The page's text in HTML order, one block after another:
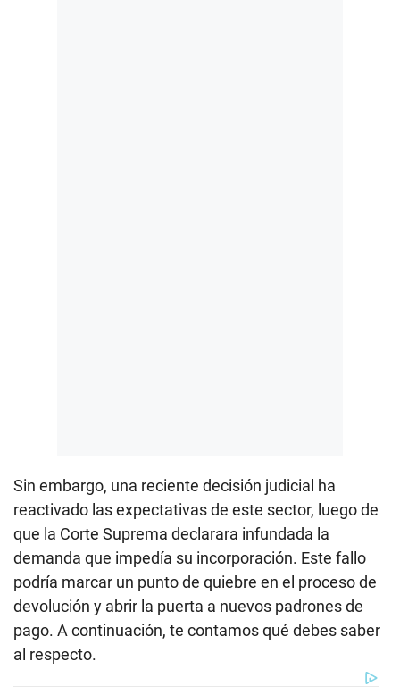
Sin embargo, una reciente decisión judicial ha
reactivado las expectativas de este sector, luego de
que la Corte Suprema declarara infundada la
demanda que impedía su incorporación. Este fallo
podría marcar un punto de quiebre en el proceso de
devolución y abrir la puerta a nuevos padrones de
pago. A continuación, te contamos qué debes saber
al respecto.